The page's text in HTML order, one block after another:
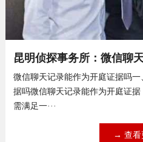
昆明侦探事务所：微信聊
微信聊天记录能作为开庭证据吗
据吗微信聊天记录能作为开庭证
需满足一···
→ 查看